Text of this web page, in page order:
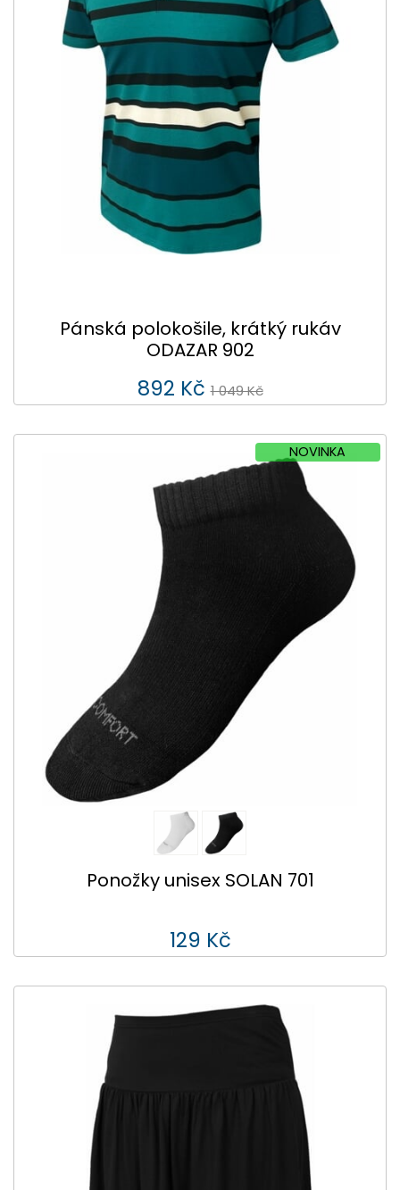
Pánská polokošile, krátký rukáv
ODAZAR 902
892 Kč 1 049 Kč
NOVINKA
Ponožky unisex SOLAN 701
129 Kč